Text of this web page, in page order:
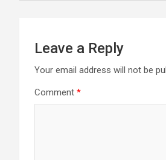
Leave a Reply
Your email address will not be
Comment *